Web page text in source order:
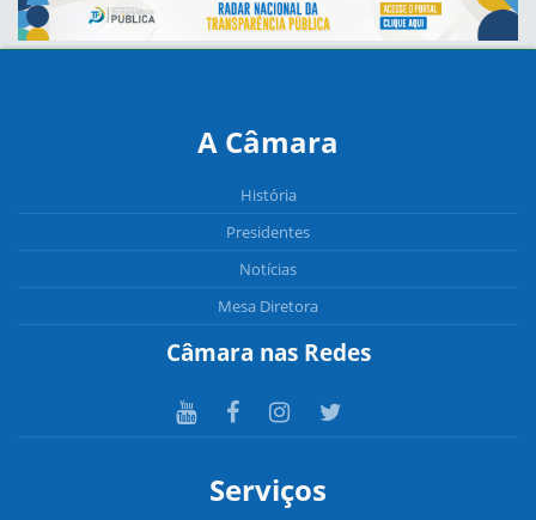
A Câmara
História
Presidentes
Notícias
Mesa Diretora
Câmara nas Redes
Serviços